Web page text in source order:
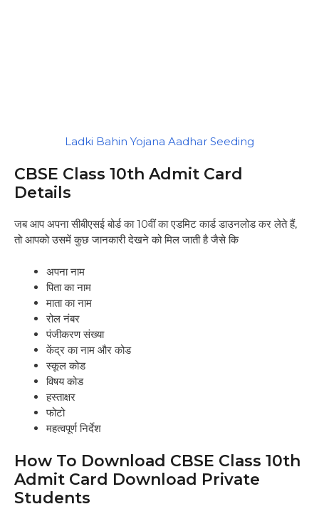
Ladki Bahin Yojana Aadhar Seeding
CBSE Class 10th Admit Card
Details
जब आप अपना सीबीएसई बोर्ड का 10वीं का एडमिट कार्ड डाउनलोड कर लेते हैं,
तो आपको उसमें कुछ जानकारी देखने को मिल जाती है जैसे कि
अपना नाम
पिता का नाम
माता का नाम
रोल नंबर
पंजीकरण संख्या
केंद्र का नाम और कोड
स्कूल कोड
विषय कोड
हस्ताक्षर
फोटो
महत्वपूर्ण निर्देश
How To Download CBSE Class 10th
Admit Card Download Private
Students